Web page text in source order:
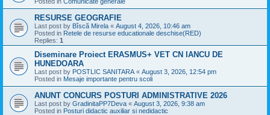
RESURSE GEOGRAFIE
Last post by Bîscă Mirela « August 4, 2026, 10:46 am
Posted in Retele de resurse educationale deschise(RED)
Replies: 1
Diseminare Proiect ERASMUS+ VET CN IANCU DE
HUNEDOARA
Last post by POSTLIC SANITARA « August 3, 2026, 12:54 pm
Posted in Mesaje importante pentru scoli
ANUNT CONCURS POSTURI ADMINISTRATIVE 2026
Last post by GradinitaPP7Deva « August 3, 2026, 9:38 am
Posted in Posturi didactic auxiliar si nedidactic